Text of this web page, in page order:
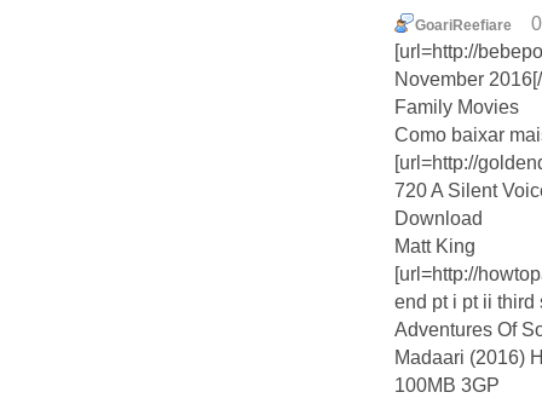
GoariReefiare
[url=http://
November
Family Movies
Como baixar
[url=http://
720 A Silent
Download
Matt King
[url=http://
end pt i pt ii third
Adventures Of
Madaari (2016)
100MB 3GP